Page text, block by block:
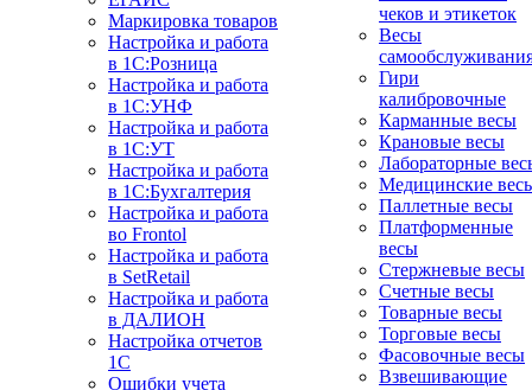
Маркировка товаров
Настройка и работа
в 1С:Розница
Настройка и работа
в 1С:УНФ
Настройка и работа
в 1С:УТ
Настройка и работа
в 1С:Бухгалтерия
Настройка и работа
во Frontol
Настройка и работа
в SetRetail
Настройка и работа
в ДАЛИОН
Настройка отчетов
1С
Ошибки учета
чеков и этикеток
Весы
Гири
калибровочные
Карманные весы
Крановые весы
Лабораторные
Медицинские
Паллетные весы
Платформенные
весы
Стержневые весы
Счетные весы
Товарные весы
Торговые весы
Фасовочные весы
Взвешивающие